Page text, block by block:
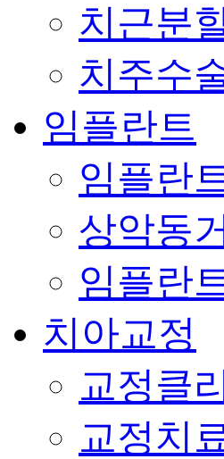
치근분
치주수
임플란트
임플란
상악동
임플란
치아교정
교정클
교정치